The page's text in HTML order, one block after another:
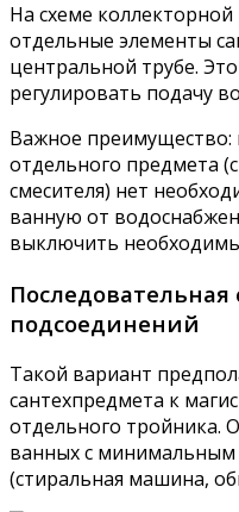
На схеме
отдельные элементы
центральной трубе.
регулировать подачу
Важное преимущество:
отдельного предмета
смесителя) нет
ванную от
выключить
Последовательная
подсоединений
Такой вариант
сантехпредмета к
отдельного тройника.
ванных с минимальным
(стиральная машина,